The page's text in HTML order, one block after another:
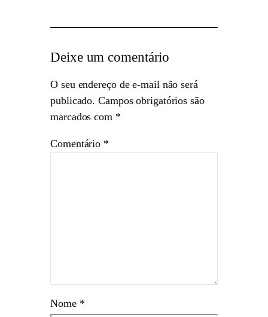
Deixe um comentário
O seu endereço de e-mail não será
publicado. Campos obrigatórios são
marcados com *
Comentário *
Nome *